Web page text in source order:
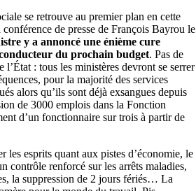
se retrouve au premier plan en cette
de presse de François Bayrou le
y a annoncé une énième cure
du prochain budget. Pas de
l’État : tous les ministères devront se serrer
pour la majorité des services
alors qu’ils sont déjà exsangues depuis
de 3000 emplois dans la Fonction
d’un fonctionnaire sur trois à partir de
les esprits quant aux pistes d’économie, le
contrôle renforcé sur les arrêts maladies,
la suppression de 2 jours fériés… La